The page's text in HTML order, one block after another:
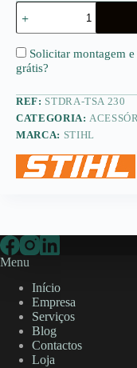
Quantidade
de
Disco
de
resina
para
(TSA
230)
Solicitar montagem
grátis?
REF: STDRA-TSA 230
CATEGORIA:
MARCA: STIHL
Menu
Início
Empresa
Serviços
Blog
Contactos
Loja